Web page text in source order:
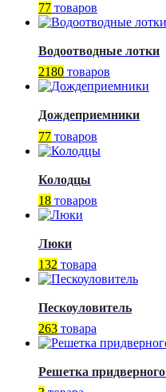
77 товаров
Водоотводные лотки
2180 товаров
Дождеприемники
77 товаров
Колодцы
18 товаров
Люки
132 товара
Пескоуловитель
263 товара
Решетка